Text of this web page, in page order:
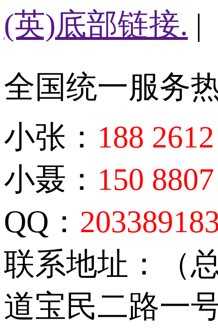
(英)底部链接. |
全国统一服务
小张： 188
小聂： 150
QQ：
联系地址：（
道宝民二路一